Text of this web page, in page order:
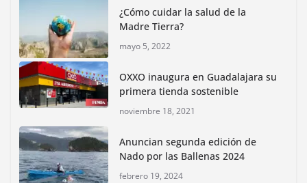
junio 4, 2026
Rompe CDMX récords Reto Naturalista Urbano 2026 y
lidera la biodiversidad nacional
mayo 18, 2026
bioculturales para promover
huertos urbanos y jardines
polinizadores
¿Cómo cuidar la salud de la
Madre Tierra?
mayo 5, 2022
OXXO inaugura en Guadalajara su
primera tienda sostenible
noviembre 18, 2021
Anuncian segunda edición de
Nado por las Ballenas 2024
febrero 19, 2024